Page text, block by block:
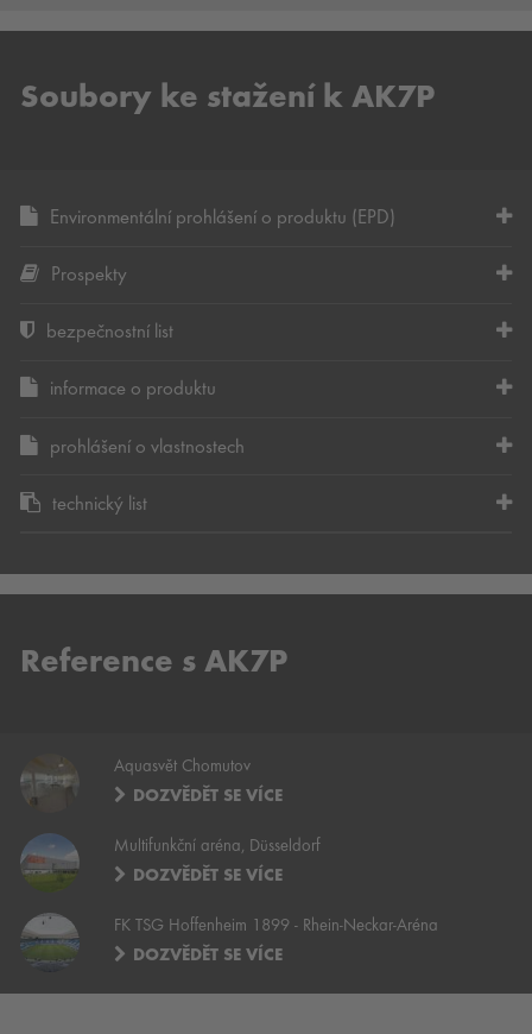
Soubory ke stažení k AK7P
Environmentální prohlášení o produktu (EPD)
Prospekty
bezpečnostní list
informace o produktu
prohlášení o vlastnostech
technický list
Reference s AK7P
Aquasvět Chomutov
DOZVĚDĚT SE VÍCE
Multifunkční aréna, Düsseldorf
DOZVĚDĚT SE VÍCE
FK TSG Hoffenheim 1899 - Rhein-Neckar-Aréna
DOZVĚDĚT SE VÍCE